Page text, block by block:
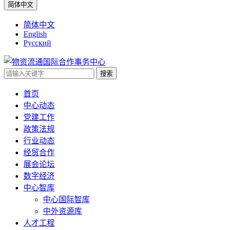
简体中文
简体中文
English
Русский
搜索
首页
中心动态
党建工作
政策法规
行业动态
经贸合作
展会论坛
数字经济
中心智库
中心国际智库
中外资源库
人才工程